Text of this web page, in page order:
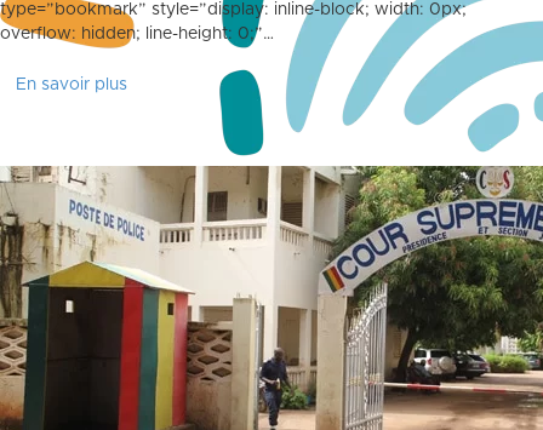
type=”bookmark” style=”display: inline-block; width: 0px;
overflow: hidden; line-height: 0;”…
En savoir plus